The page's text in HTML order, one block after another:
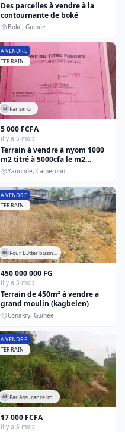
Des parcelles à vendre à la
contournante de boké
Boké, Guinée
A VENDRE
TERRAIN
SI Par simon
5 000 FCFA
il y a 5 mois
Terrain à vendre à nyom 1000
m2 titré à 5000cfa le m2
tel:695027221
Yaoundé, Cameroun
A VENDRE
TERRAIN
BS Pour B3tter busin...
450 000 000 FG
il y a 5 mois
Terrain de 450m² à vendre a
grand moulin (kagbelen)
Conakry, Guinée
A VENDRE
TERRAIN
AI Par Assurance im...
17 000 FCFA
il y a 5 mois